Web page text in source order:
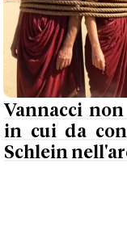
Vannacci
in cui da
Schlein